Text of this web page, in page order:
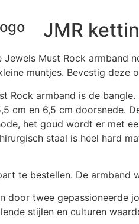
JMR
Must Rock
muntjes. Bevestig deze
Rock armband is de
cm en 6,5 cm doorsnede.
het goud wordt er met
staal is heel hard
te bestellen. De
door twee gepassioneerde
stijlen en culturen